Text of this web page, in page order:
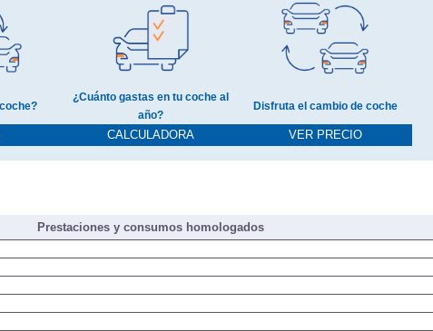
¿Cuánto gastas en tu coche al
año?
CALCULADORA
Disfruta el cambio de coche
VER PRECIO
Prestaciones y consumos homologados